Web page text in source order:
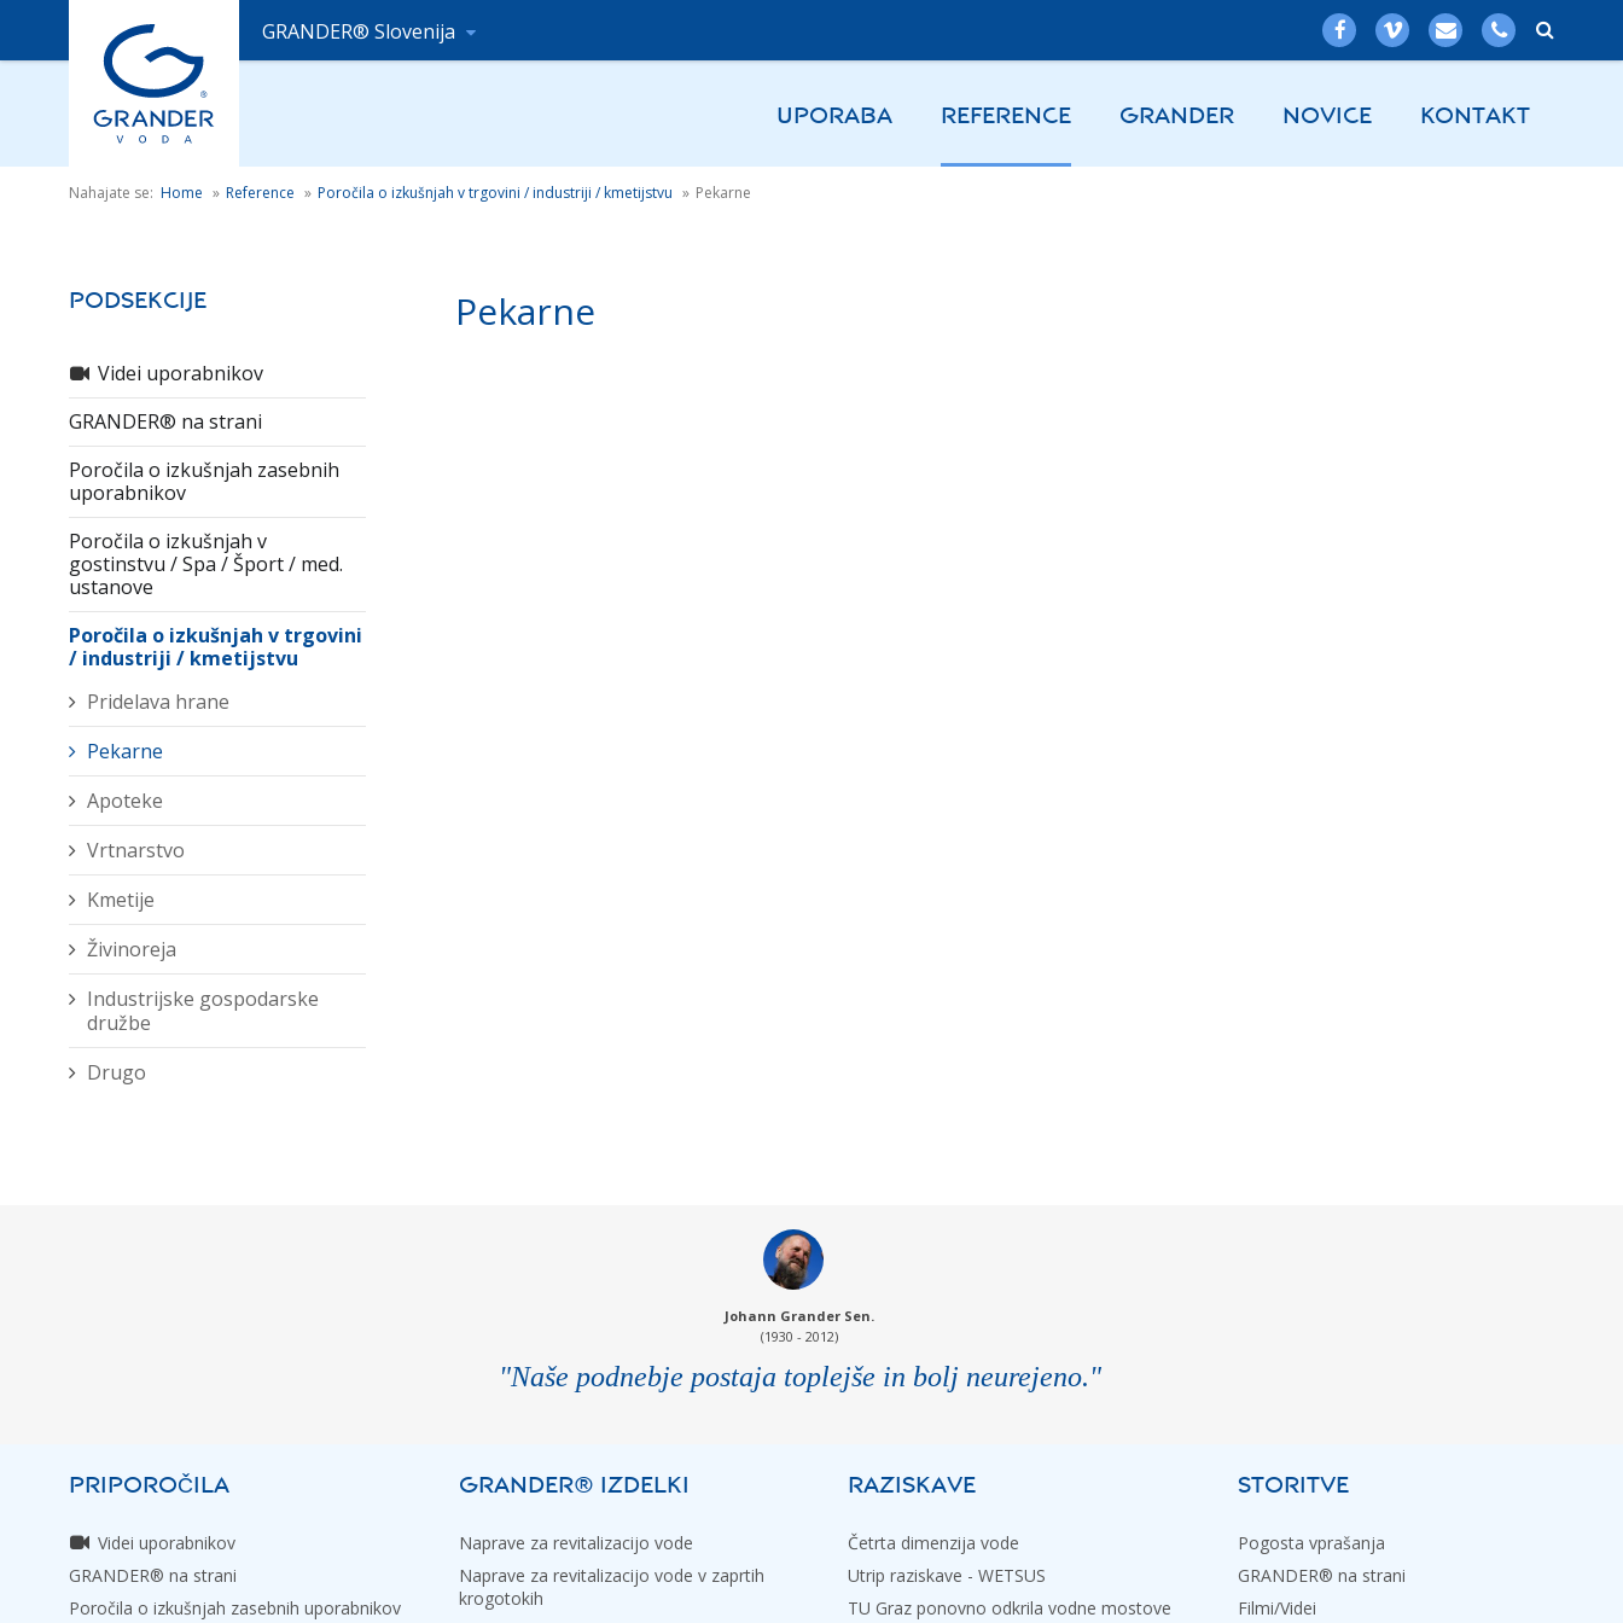
GRANDER® Slovenija
UPORABA REFERENCE GRANDER NOVICE KONTAKT
Nahajate se: Home » Reference » Poročila o izkušnjah v trgovini / industriji / kmetijstvu » Pekarne
Podsekcije
Videi uporabnikov
GRANDER® na strani
Poročila o izkušnjah zasebnih
uporabnikov
Poročila o izkušnjah v
gostinstvu / Spa / Šport / med.
ustanove
Poročila o izkušnjah v trgovini
/ industriji / kmetijstvu
Pridelava hrane
Pekarne
Apoteke
Vrtnarstvo
Kmetije
Živinoreja
Industrijske gospodarske
družbe
Drugo
Pekarne
Johann Grander Sen.
(1930 - 2012)
"Naše podnebje postaja toplejše in bolj neurejeno."
PRIPOROČILA
Videi uporabnikov
GRANDER® na strani
Poročila o izkušnjah zasebnih uporabnikov
GRANDER® IZDELKI
Naprave za revitalizacijo vode
Naprave za revitalizacijo vode v zaprtih
krogotokih
RAZISKAVE
Četrta dimenzija vode
Utrip raziskave - WETSUS
TU Graz ponovno odkrila vodne mostove
STORITVE
Pogosta vprašanja
GRANDER® na strani
Filmi/Videi